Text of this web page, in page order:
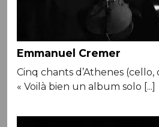
Emmanuel Cremer
Cinq chants d’Athenes (cello,
« Voilà bien un album solo [...]